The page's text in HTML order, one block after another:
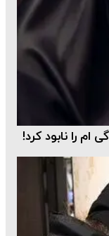
ام را نابود کرد!